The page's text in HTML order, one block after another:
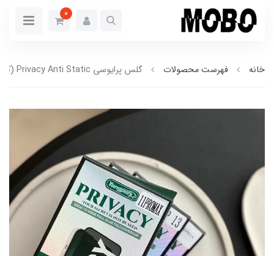
0
خانه فهرست محصولات گلس پرایوسی Privacy Anti Static (کدG7002)